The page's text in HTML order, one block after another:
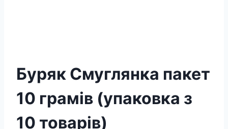
Буряк Смуглянка пакет
10 грамів (упаковка з
10 товарів)